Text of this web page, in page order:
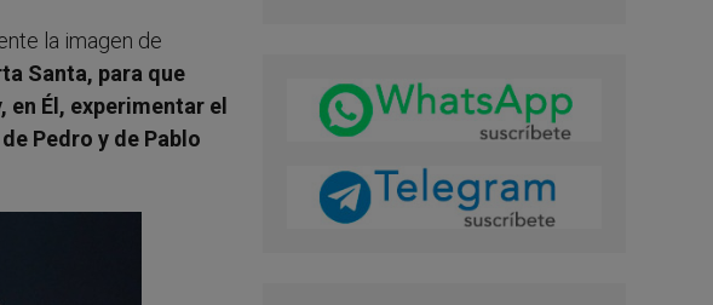
la imagen de
Santa, para que
Él, experimentar el
Pedro y de Pablo